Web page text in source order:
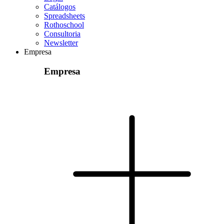
Catálogos
Spreadsheets
Rothoschool
Consultoria
Newsletter
Empresa
Empresa